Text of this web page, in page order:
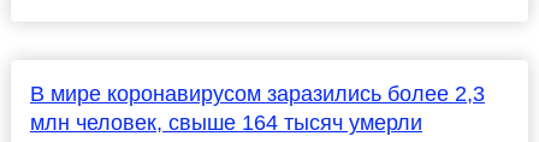
В мире коронавирусом заразились более 2,3
млн человек, свыше 164 тысяч умерли